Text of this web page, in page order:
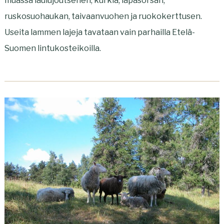
ruskosuohaukan, taivaanvuohen ja ruokokerttusen.
Useita lammen lajeja tavataan vain parhailla Etelä-
Suomen lintukosteikoilla.